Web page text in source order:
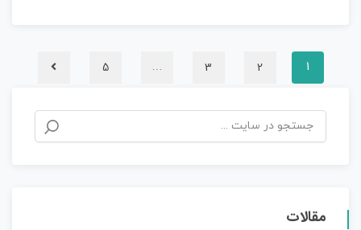
1
2
3
…
5
مقالات